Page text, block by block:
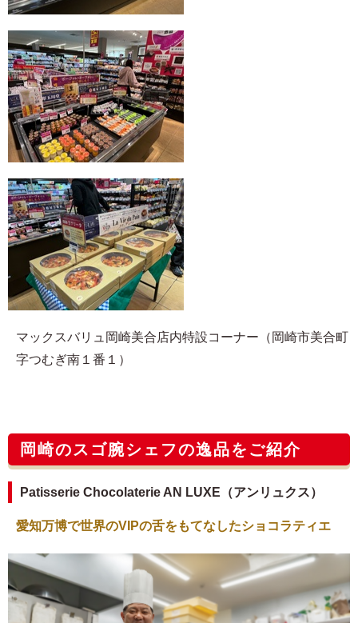
マックスバリュ岡崎美合店内特設コーナー（岡崎市美合町
字つむぎ南１番１）
岡崎のスゴ腕シェフの逸品をご紹介
Patisserie Chocolaterie AN LUXE（アンリュクス）
愛知万博で世界のVIPの舌をもてなしたショコラティエ